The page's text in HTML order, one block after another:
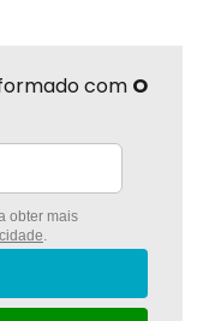
com O
obter mais